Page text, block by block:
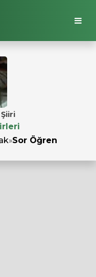
Şiiri
»Sor Öğren